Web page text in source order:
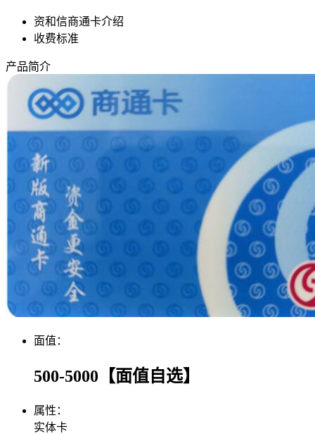
资和信商通卡介绍
收费标准
产品简介
面值：
500-5000【面值自选】
属性：
实体卡